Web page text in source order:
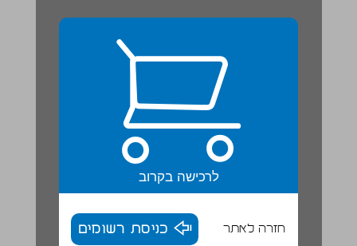
לרכישה בקרוב
חזרה לאתר כניסת רשומים